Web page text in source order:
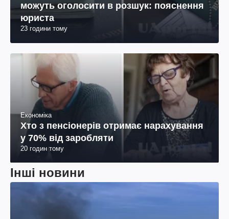
можуть оголосити в розшук: пояснення
юриста
23 години тому
Економіка
Хто з пенсіонерів отримає нарахування
у 70% від заробляти
20 годин тому
Інші новини